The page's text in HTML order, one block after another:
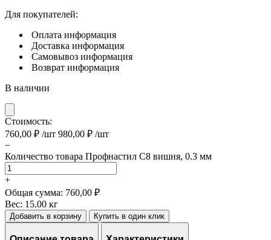
Для покупателей:
Оплата информация
Доставка информация
Самовывоз информация
Возврат информация
В наличии
Стоимость:
760,00 ₽ /шт 980,00 ₽ /шт
−
Количество товара Профнастил С8 вишня, 0.3 мм
+
Общая сумма: 760,00 ₽
Вес: 15.00 кг
Добавить в корзину Купить в один клик